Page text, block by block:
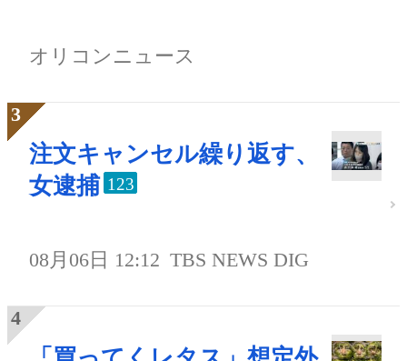
オリコンニュース
注文キャンセル繰り返す、
女逮捕 123
08月06日 12:12 TBS NEWS DIG